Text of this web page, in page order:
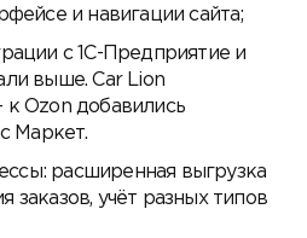
и навигации сайта;
с 1С-Предприятие и
выше. Car Lion
Ozon добавились
Маркет.
расширенная выгрузка
заказов, учёт разных типов